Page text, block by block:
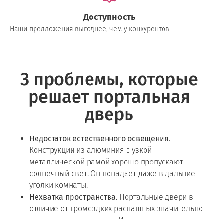
Доступность
Наши предложения выгоднее, чем у конкурентов.
3 проблемы, которые
решает портальная
дверь
Недостаток естественного освещения.
Конструкции из алюминия с узкой
металлической рамой хорошо пропускают
солнечный свет. Он попадает даже в дальние
уголки комнаты.
Нехватка пространства. Портальные двери в
отличие от громоздких распашных значительно